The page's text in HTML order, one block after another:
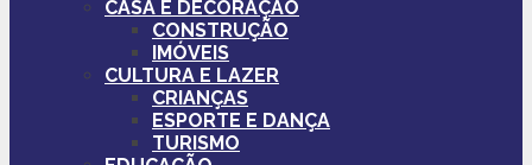
CASA E DECORAÇÃO
CONSTRUÇÃO
IMÓVEIS
CULTURA E LAZER
CRIANÇAS
ESPORTE E DANÇA
TURISMO